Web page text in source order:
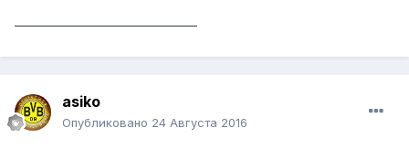
asiko
Опубликовано 24 Августа 2016